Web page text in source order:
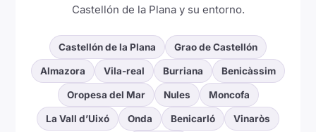
Castellón de la Plana y su entorno.
Castellón de la Plana Grao de Castellón
Almazora Vila-real Burriana Benicàssim
Oropesa del Mar Nules Moncofa
La Vall d’Uixó Onda Benicarló Vinaròs